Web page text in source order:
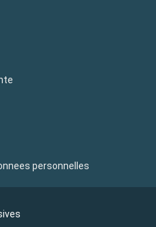
personnelles